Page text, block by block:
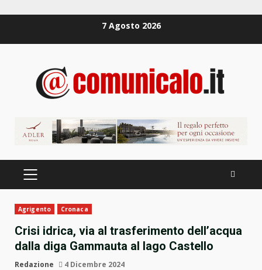
7 Agosto 2026
PRIMÄRES
MENÜ
Agrigento Cronaca
Crisi idrica, via al trasferimento dell’acqua
dalla diga Gammauta al lago Castello
Redazione 4 Dicembre 2024